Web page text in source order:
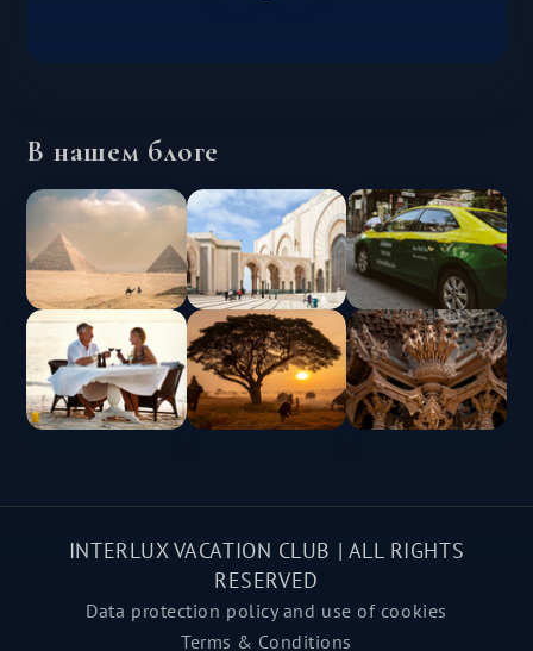
В нашем блоге
INTERLUX VACATION CLUB | ALL RIGHTS
RESERVED
Data protection policy and use of cookies
Terms & Conditions